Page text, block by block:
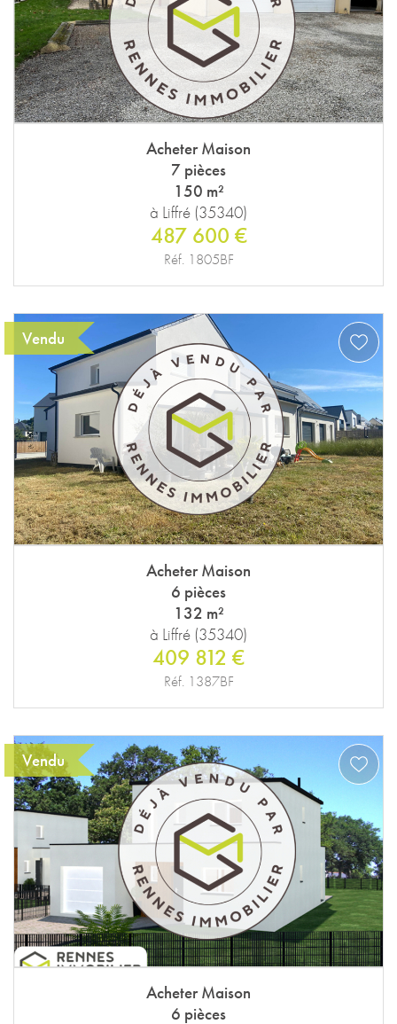
Acheter Maison
7 pièces
150 m²
à Liffré (35340)
487 600 €
Réf. 1805BF
Vendu
Acheter Maison
6 pièces
132 m²
à Liffré (35340)
409 812 €
Réf. 1387BF
Vendu
Acheter Maison
6 pièces